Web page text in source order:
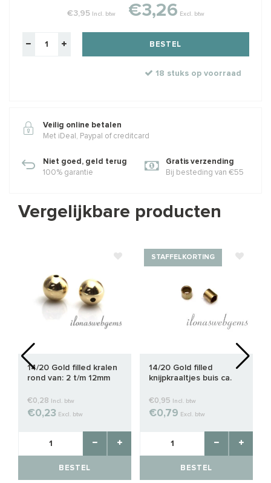
€3,95 Incl. btw €3,26 Excl. btw
BESTEL
18 stuks op voorraad
Veilig online betalen
Met iDeal, Paypal of creditcard
Niet goed, geld terug
100% garantie
Gratis verzending
Bij besteding van €55
Vergelijkbare producten
14/20 Gold filled kralen
rond van: 2 t/m 12mm
€0,28 Incl. btw
€0,23 Excl. btw
BESTEL
STAFFELKORTING
14/20 Gold filled
knijpkraaltjes buis ca.
€0,95 Incl. btw
€0,79 Excl. btw
BESTEL